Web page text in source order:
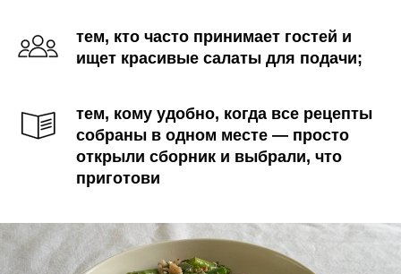
тем, кто часто принимает гостей и
ищет красивые салаты для подачи;
тем, кому удобно, когда все рецепты
собраны в одном месте — просто
открыли сборник и выбрали, что
приготови